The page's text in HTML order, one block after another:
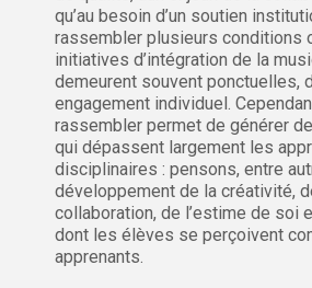
qu’au besoin d’un soutien
rassembler plusieurs conditions
initiatives d’intégration de la
demeurent souvent ponctuelles,
engagement individuel.
rassembler permet de générer
qui dépassent largement les
disciplinaires : pensons, entre
développement de la créativité,
collaboration, de l’estime de soi
dont les élèves se perçoivent
apprenants.